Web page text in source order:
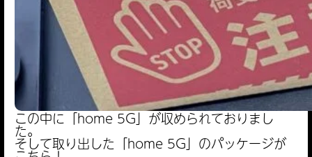
この中に「home 5G」が収められておりまし
た。
そして取り出した「home 5G」のパッケージが